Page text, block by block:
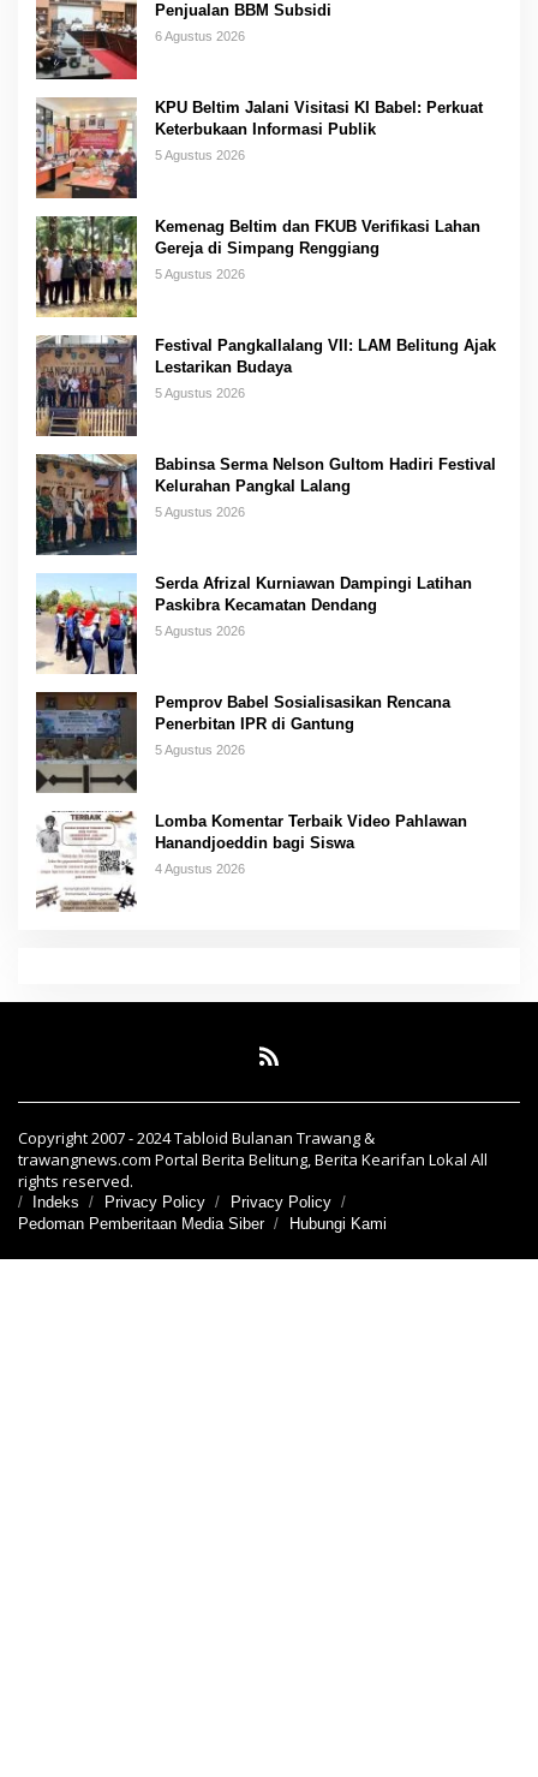
Penjualan BBM Subsidi
6 Agustus 2026
KPU Beltim Jalani Visitasi KI Babel: Perkuat
Keterbukaan Informasi Publik
5 Agustus 2026
Kemenag Beltim dan FKUB Verifikasi Lahan
Gereja di Simpang Renggiang
5 Agustus 2026
Festival Pangkallalang VII: LAM Belitung Ajak
Lestarikan Budaya
5 Agustus 2026
Babinsa Serma Nelson Gultom Hadiri Festival
Kelurahan Pangkal Lalang
5 Agustus 2026
Serda Afrizal Kurniawan Dampingi Latihan
Paskibra Kecamatan Dendang
5 Agustus 2026
Pemprov Babel Sosialisasikan Rencana
Penerbitan IPR di Gantung
5 Agustus 2026
Lomba Komentar Terbaik Video Pahlawan
Hanandjoeddin bagi Siswa
4 Agustus 2026
Copyright 2007 - 2024 Tabloid Bulanan Trawang &
trawangnews.com Portal Berita Belitung, Berita Kearifan Lokal All
rights reserved.
Indeks Privacy Policy
Privacy Policy
Pedoman Pemberitaan Media Siber
Hubungi Kami